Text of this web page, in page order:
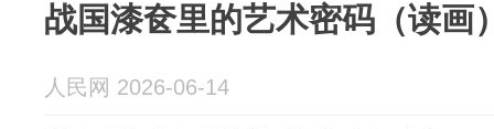
战国漆奁里的艺术密码（读画
人民网 2026-06-14